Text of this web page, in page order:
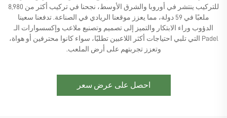
للتركيب ينتشر في أوروبا والشرق الأوسط، نجحنا في تركيب أكثر من 8,980
ملعبًا في 59 دولة، مما يعزز موقعنا الريادي في الصناعة. تدفعنا سعينا
الدؤوب وراء الابتكار والتميز إلى تصميم وتصنيع ملاعب وإكسسوارات الـ
Padel التي تلبي احتياجات أكثر اللاعبين تطلبًا، سواء كانوا محترفين أو هواة،
وتعزز تجربتهم على أرض الملعب.
احصل على عرض سعر